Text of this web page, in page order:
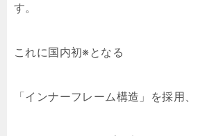
す。
これに国内初※となる
「インナーフレーム構造」を採用、